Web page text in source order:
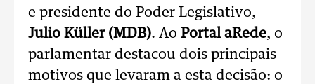
e presidente do Poder Legislativo,
Julio Küller (MDB). Ao Portal aRede, o
parlamentar destacou dois principais
motivos que levaram a esta decisão: o